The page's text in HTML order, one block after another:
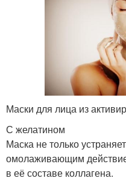
Маски для лица из
С желатином
Маска не только
омолаживающим
в её составе коллагена.